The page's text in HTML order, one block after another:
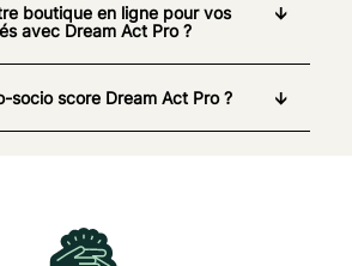
boutique en ligne pour vos
avec Dream Act Pro ?
socio score Dream Act Pro ?